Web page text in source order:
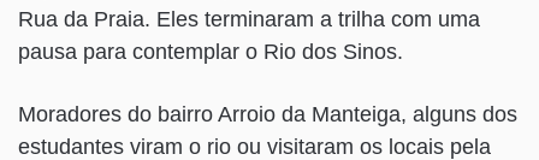
Rua da Praia. Eles terminaram a trilha com uma
pausa para contemplar o Rio dos Sinos.
Moradores do bairro Arroio da Manteiga, alguns dos
estudantes viram o rio ou visitaram os locais pela